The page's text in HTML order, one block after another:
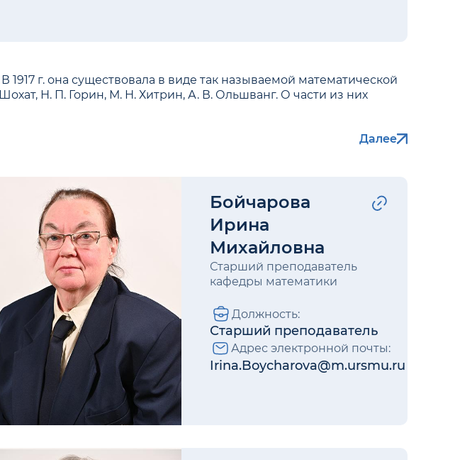
г. она существовала в виде так называемой математической
Н. П. Горин, М. Н. Хитрин, А. В. Ольшванг. О части из них
Далее
Бойчарова
Ирина
Михайловна
Старший преподаватель
кафедры математики
Должность:
Старший преподаватель
Адрес электронной почты:
Irina.Boycharova@m.ursmu.ru